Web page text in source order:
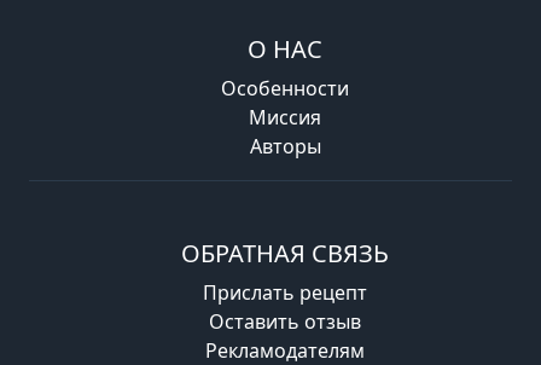
О НАС
Особенности
Миссия
Авторы
ОБРАТНАЯ СВЯЗЬ
Прислать рецепт
Оставить отзыв
Рекламодателям